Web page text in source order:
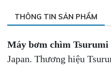
THÔNG TIN SẢN PHẨM
Máy bơm chìm Tsurumi
Japan. Thương hiệu